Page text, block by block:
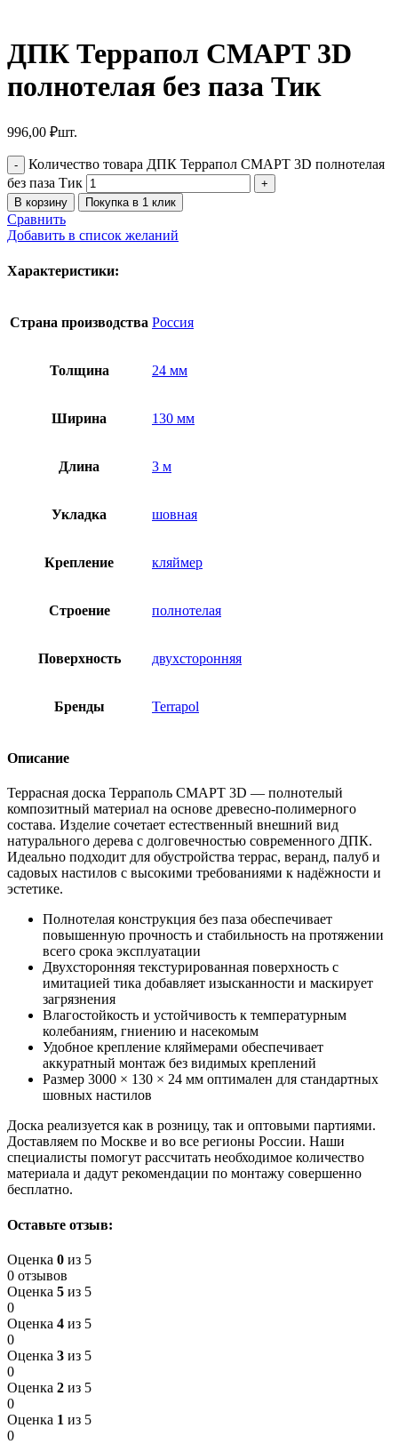
ДПК Террапол СМАРТ 3D
полнотелая без паза Тик
996,00 ₽шт.
Количество товара ДПК Террапол СМАРТ 3D полнотелая
без паза Тик
В корзину Покупка в 1 клик
Сравнить
Добавить в список желаний
Характеристики:
Страна производства Россия
Толщина 24 мм
Ширина 130 мм
Длина 3 м
Укладка шовная
Крепление кляймер
Строение полнотелая
Поверхность двухсторонняя
Бренды Terrapol
Описание
Террасная доска Терраполь СМАРТ 3D — полнотелый
композитный материал на основе древесно-полимерного
состава. Изделие сочетает естественный внешний вид
натурального дерева с долговечностью современного ДПК.
Идеально подходит для обустройства террас, веранд, палуб и
садовых настилов с высокими требованиями к надёжности и
эстетике.
Полнотелая конструкция без паза обеспечивает
повышенную прочность и стабильность на протяжении
всего срока эксплуатации
Двухсторонняя текстурированная поверхность с
имитацией тика добавляет изысканности и маскирует
загрязнения
Влагостойкость и устойчивость к температурным
колебаниям, гниению и насекомым
Удобное крепление кляймерами обеспечивает
аккуратный монтаж без видимых креплений
Размер 3000 × 130 × 24 мм оптимален для стандартных
шовных настилов
Доска реализуется как в розницу, так и оптовыми партиями.
Доставляем по Москве и во все регионы России. Наши
специалисты помогут рассчитать необходимое количество
материала и дадут рекомендации по монтажу совершенно
бесплатно.
Оставьте отзыв:
Оценка 0 из 5
0 отзывов
Оценка 5 из 5
0
Оценка 4 из 5
0
Оценка 3 из 5
0
Оценка 2 из 5
0
Оценка 1 из 5
0